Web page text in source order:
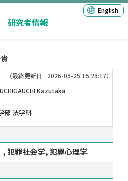
研究者情報
English
（最終更新日 : 2026-03-25 15:23:17）
Kazutaka
部 法学科
犯罪社会学, 犯罪心理学